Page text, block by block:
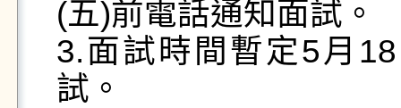
(五)前電話通知面試。
3.面試時間暫定5月
試。